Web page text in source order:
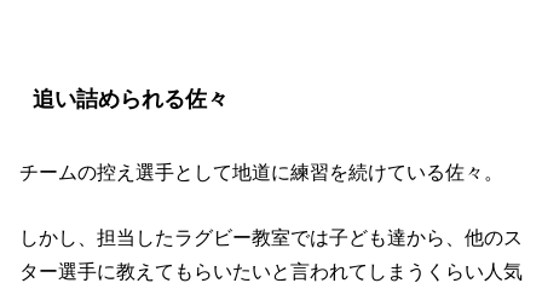
追い詰められる佐々
チームの控え選手として地道に練習を続けている佐々。
しかし、担当したラグビー教室では子ども達から、他のス
ター選手に教えてもらいたいと言われてしまうくらい人気